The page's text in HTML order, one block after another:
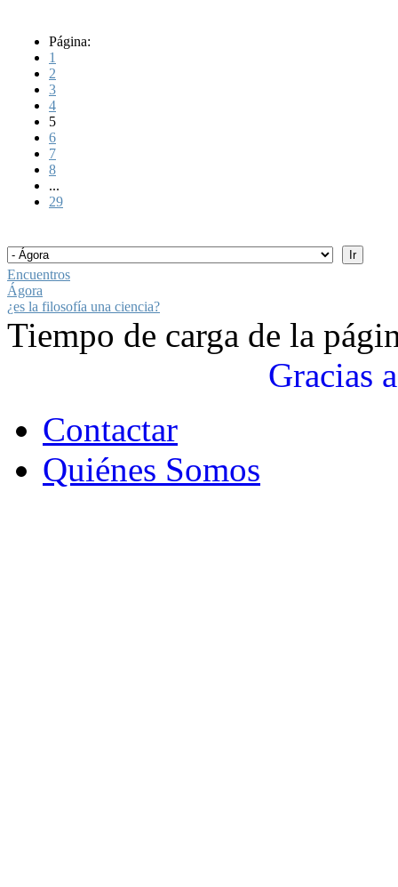
Página:
1
2
3
4
5
6
7
8
...
29
Encuentros
Ágora
¿es la filosofía una ciencia?
Tiempo de carga de la
Gracias a
Contactar
Quiénes Somos